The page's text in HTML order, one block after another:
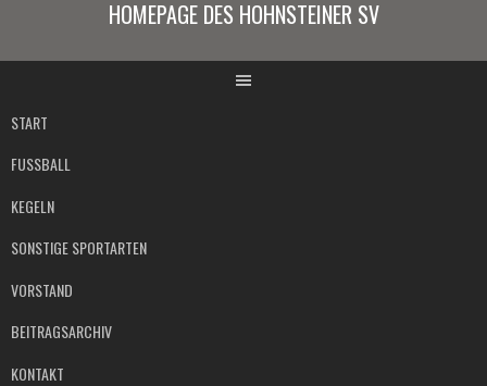
HOMEPAGE DES HOHNSTEINER SV
START
FUSSBALL
KEGELN
SONSTIGE SPORTARTEN
VORSTAND
BEITRAGSARCHIV
KONTAKT